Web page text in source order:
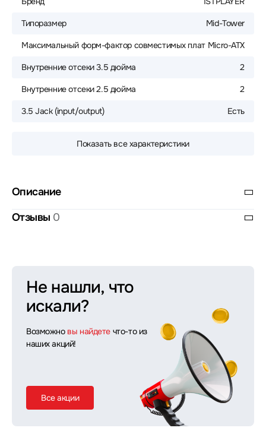
Типоразмер Mid-Tower
Максимальный форм-фактор совместимых плат Micro-ATX
Внутренние отсеки 3.5 дюйма 2
Внутренние отсеки 2.5 дюйма 2
3.5 Jack (input/output) Есть
Показать все характеристики
Описание
Отзывы 0
Не нашли, что
искали?
Возможно вы найдете что-то из
наших акций!
Все акции